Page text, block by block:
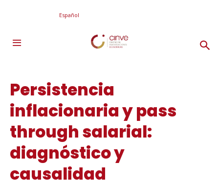
Español
Persistencia
inflacionaria y pass
through salarial:
diagnóstico y
causalidad